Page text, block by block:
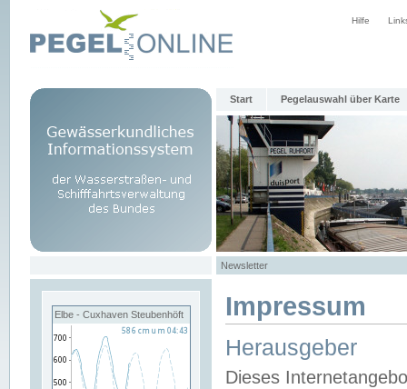
Hilfe
Start Pegelauswahl über Karte
Newsletter
Elbe - Cuxhaven Steubenhöft Impressum
Herausgeber
Dieses